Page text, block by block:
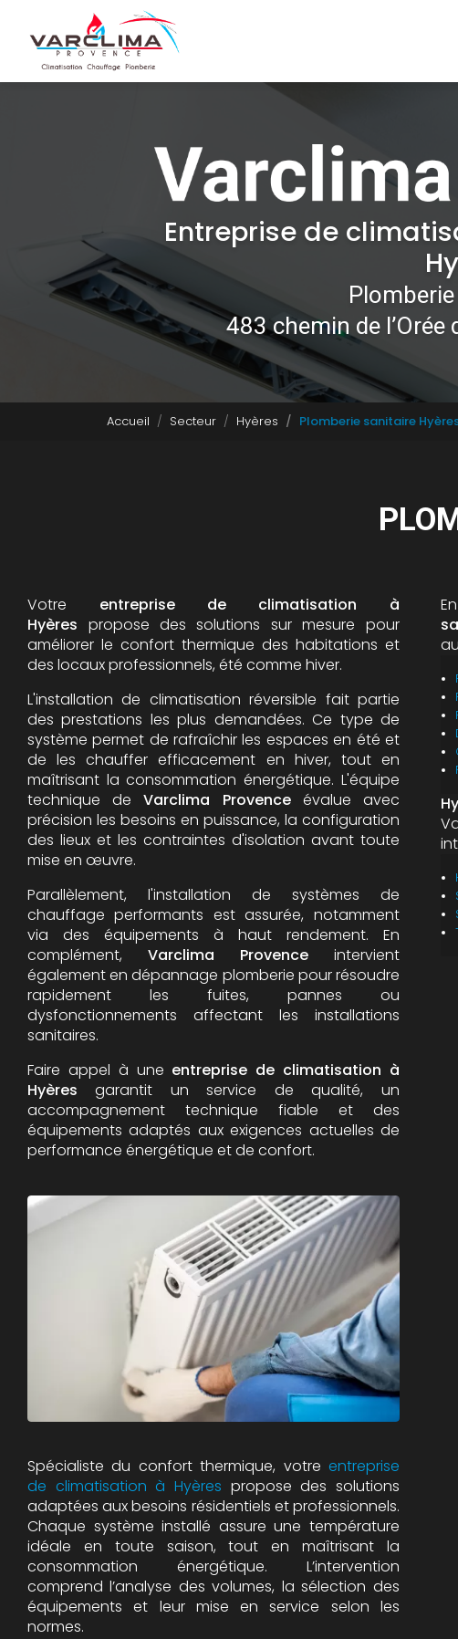
contenu
principal
Entreprise de
483 chemin de
Accueil Secteur Hyères Plomberie sanitaire
Votre entreprise de climatisation à
Hyères propose des solutions sur mesure pour
améliorer le confort thermique des habitations et
des locaux professionnels, été comme hiver.
L'installation de climatisation réversible fait partie
des prestations les plus demandées. Ce type de
système permet de rafraîchir les espaces en été et
de les chauffer efficacement en hiver, tout en
maîtrisant la consommation énergétique. L'équipe
technique deVarclima Provenceévalue avec
précision les besoins en puissance, la configuration
des lieux et les contraintes d'isolation avant toute
mise en œuvre.
Parallèlement, l'installation de systèmes de
chauffage performants est assurée, notamment
via des équipements à haut rendement. En
complément, Varclima Provence intervient
également en dépannage plomberie pour résoudre
rapidement les fuites, pannes ou
dysfonctionnements affectant les installations
sanitaires.
Faire appel à une entreprise de climatisation à
Hyères garantit un service de qualité, un
accompagnement technique fiable et des
équipements adaptés aux exigences actuelles de
performance énergétique et de confort.
Spécialiste du confort thermique, votre entreprise
de climatisation à Hyères propose des solutions
adaptées aux besoins résidentiels et professionnels.
Chaque système installé assure une température
idéale en toute saison, tout en maîtrisant la
consommation énergétique. L’intervention
comprend l’analyse des volumes, la sélection des
équipements et leur mise en service selon les
normes.